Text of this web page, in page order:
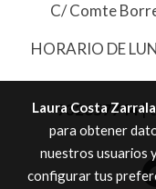
C/ Comte
HORARIO DE
932657744|
Laura Costa
para obtener
nuestros usuarios
configurar tus